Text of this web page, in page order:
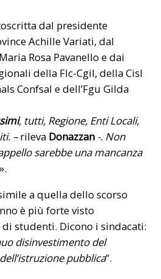
dal presidente
Achille Variati, dal
Rosa Pavanello e dai
della Flc-Cgil, della Cisl
Confsal e dell’Fgu Gilda
, tutti, Regione, Enti Locali,
–rileva Donazzan -. Non
sarebbe una mancanza
».
a quella dello scorso
è più forte visto
studenti. Dicono i sindacati:
disinvestimento del
pubblica”.